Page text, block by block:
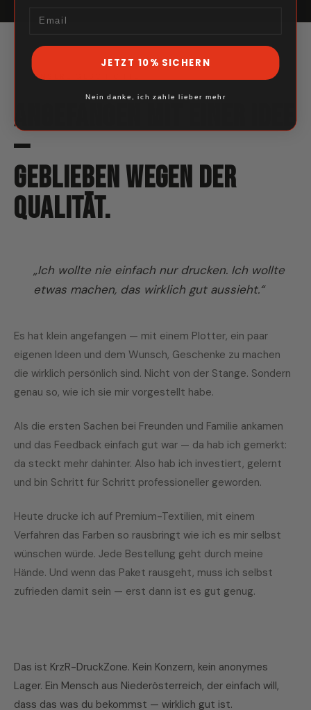
UNSERE GESCHICHTE
Angefangen mit einer Idee
—
geblieben wegen der
Qualität.
„Ich wollte nie einfach nur drucken. Ich wollte
etwas machen, das wirklich gut aussieht.“
Es hat klein angefangen — mit einem Plotter, ein paar
eigenen Ideen und dem Wunsch, Geschenke zu machen
die wirklich persönlich sind. Nicht von der Stange. Sondern
genau so, wie ich sie mir vorgestellt habe.
Als die ersten Sachen bei Freunden und Familie ankamen
und das Feedback einfach gut war — da hab ich gemerkt:
da steckt mehr dahinter. Also hab ich investiert, gelernt
und bin Schritt für Schritt professioneller geworden.
Heute drucke ich auf Premium-Textilien, mit einem
Verfahren das Farben so rausbringt wie ich es mir selbst
wünschen würde. Jede Bestellung geht durch meine
Hände. Und wenn das Paket rausgeht, muss ich selbst
zufrieden damit sein — erst dann ist es gut genug.
Das ist KrzR-DruckZone. Kein Konzern, kein anonymes
Lager. Ein Mensch aus Niederösterreich, der einfach will,
dass das was du bekommst — wirklich gut ist.
JETZT 10% SICHERN
Nein danke, ich zahle lieber mehr